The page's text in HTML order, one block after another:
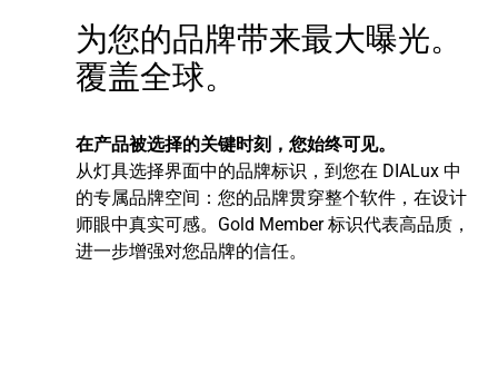
为您的品牌带来最大曝光。
覆盖全球。
在产品被选择的关键时刻，您始终可见。
从灯具选择界面中的品牌标识，到您在 DIALux 中
的专属品牌空间：您的品牌贯穿整个软件，在设计
师眼中真实可感。Gold Member 标识代表高品质，
进一步增强对您品牌的信任。